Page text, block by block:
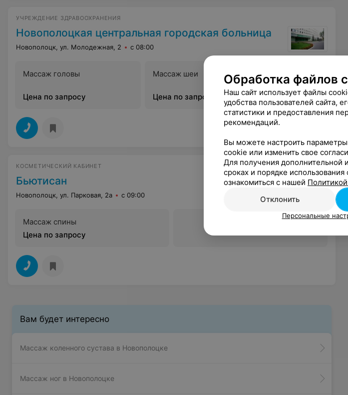
УЧРЕЖДЕНИЕ ЗДРАВООХРАНЕНИЯ
Новополоцкая центральная городская больница
Новополоцк, ул. Молодежная, 2 с 08:00
Массаж головы
Цена по запросу
Массаж шеи
Цена по запросу
Массаж шейно-
зоны
Цена по запросу
КОСМЕТИЧЕСКИЙ КАБИНЕТ
Бьютисан
Новополоцк, ул. Парковая, 2а с 09:00
Массаж спины
Цена по запросу
Вам будет интересно
Массаж коленного сустава в Новополоцке
Массаж ног в Новополоцке
Обработка файлов
Наш сайт использует файлы
удобства пользователей сайта,
статистики и предоставления
рекомендаций.
Вы можете настроить
cookie или изменить свое
Для получения дополнительной
сроках и порядке
ознакомиться с нашей
Отклонить
Персональные